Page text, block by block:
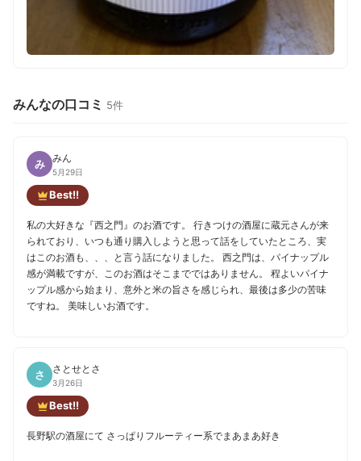
みんなの口コミ 5件
み みん
5月29日
Best!!
私の大好きな『西之門』のお酒です。 行きつけの酒屋に蔵元さんが来
られており、いつも通り購入しようと思って話をしていたところ、実
はこのお酒も、、、と言う話になりました。 西之門は、パイナップル
感が満載ですが、このお酒はそこまでではありません。 程よいパイナ
ップル感から始まり、意外と米の旨さを感じられ、最後は多少の苦味
ですね。 美味しいお酒です。
さ さとせとさ
3月26日
Best!!
長野駅の酒屋にて さっぱりフルーティー系でまあまあ好き